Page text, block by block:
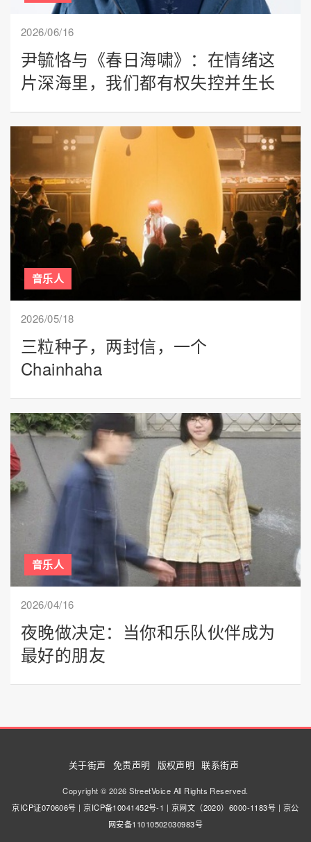
2026/06/16
尹毓恪与《春日海啸》：在情绪这
片深海里，我们都有权失控并生长
音乐人
2026/05/18
三粒种子，两封信，一个
Chainhaha
音乐人
2026/04/16
夜晚做决定：当你和乐队伙伴成为
最好的朋友
关于街声 免责声明 版权声明 联系街声
Copyright © 2026 StreetVoice All Rights Reserved.
京ICP证070606号 |京ICP备10041452号-1 | 京网文（2020）6000-1183号 | 京公
网安备11010502030983号